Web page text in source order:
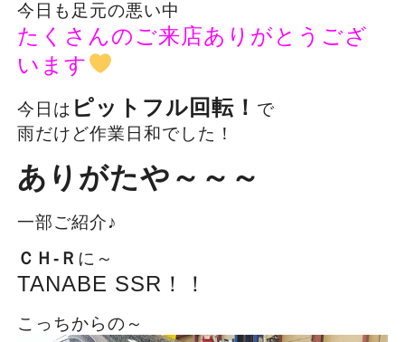
今日も足元の悪い中
たくさんのご来店ありがとうござ
います
今日は ピットフル回転！ で
雨だけど作業日和でした！
ありがたや～～～
一部ご紹介♪
ＣＨ-Ｒ に～
TANABE SSR！！
こっちからの～